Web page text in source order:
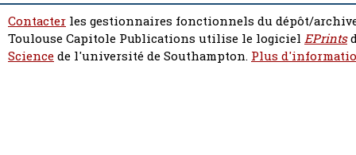
Contacter les gestionnaires fonctionnels du dépôt/
Toulouse Capitole Publications utilise le logiciel EPrints
Sciencede l'université de Southampton. Plus